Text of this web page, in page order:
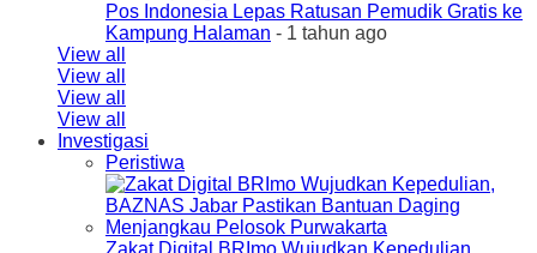
Pos Indonesia Lepas Ratusan Pemudik Gratis ke
Kampung Halaman - 1 tahun ago
View all
View all
View all
View all
Investigasi
Peristiwa
Zakat Digital BRImo Wujudkan Kepedulian,